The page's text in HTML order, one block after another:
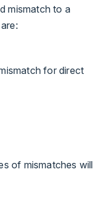
mismatch to a
for direct
of mismatches will